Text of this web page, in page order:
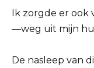
Ik zorgde er
—weg uit mijn
De nasleep van